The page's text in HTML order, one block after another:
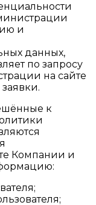
и
данных,
по запросу
на сайте
к
Компании и